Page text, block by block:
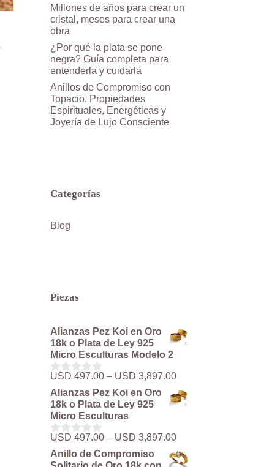
Millones de años para crear un
cristal, meses para crear una
obra
¿Por qué la plata se pone
negra? Guía completa para
entenderla y cuidarla
Anillos de Compromiso con
Topacio, Propiedades
Espirituales, Energéticas y
Joyería de Lujo Consciente
Categorías
Blog
Piezas
Alianzas Pez Koi en Oro
18k o Plata de Ley 925
Micro Esculturas Modelo 2
0
d
e
5
USD 497.00 – USD 3,897.00Rango
precios:
hasta
Alianzas Pez Koi en Oro
18k o Plata de Ley 925
Micro Esculturas
0
d
e
USD 497.00 – USD 3,897.00Rango
de
precios:
Anillo de Compromiso